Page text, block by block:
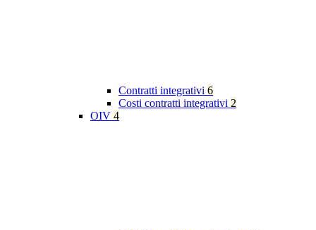
Contratti integrativi 6
Costi contratti integrativi 2
OIV 4